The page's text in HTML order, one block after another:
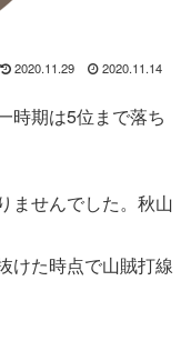
2020.11.29 2020.11.14
時期は5位まで落ち
ませんでした。秋山
けた時点で山賊打線